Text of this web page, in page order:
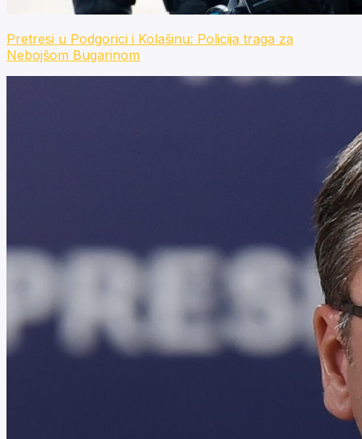
Pretresi u Podgorici i Kolašinu: Policija traga za
Nebojšom Bugarinom